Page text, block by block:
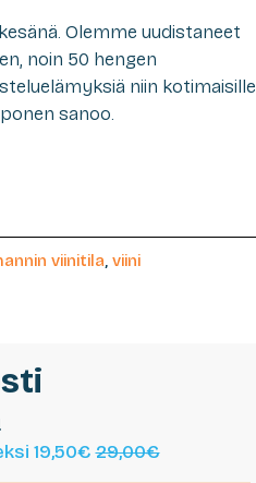
Olemme uudistaneet
noin 50 hengen
niin kotimaisille
sanoo.
viinitila, viini
19,50€29,00€